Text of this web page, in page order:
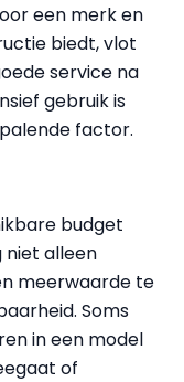
een merk en
biedt, vlot
service na
gebruik is
factor.
budget
niet alleen
meerwaarde te
Soms
in een model
of